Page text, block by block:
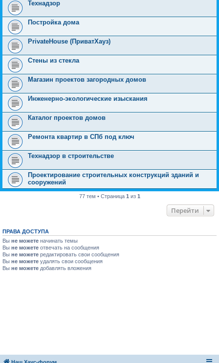
Технадзор
Постройка дома
PrivateHouse (ПриватХауз)
Стены из стекла
Магазин проектов загородных домов
Инженерно-экологические изыскания
Каталог проектов домов
Ремонта квартир в СПб под ключ
Технадзор в строительстве
Проектирование строительных конструкций зданий и
сооружений
77 тем • Страница 1 из 1
Перейти
ПРАВА ДОСТУПА
Вы не можете начинать темы
Вы не можете отвечать на сообщения
Вы не можете редактировать свои сообщения
Вы не можете удалять свои сообщения
Вы не можете добавлять вложения